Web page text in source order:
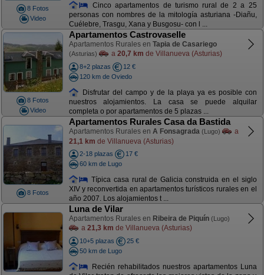
8 Fotos
Video
Cinco apartamentos de turismo rural de 2 a 25
personas con nombres de la mitología asturiana -Diañu,
Cuélebre, Trasgu, Xana y Busgosu- con l ...
8 Fotos
Video
Apartamentos Castrovaselle
Apartamentos Rurales en Tapia de Casariego
(Asturias) a 20,7 km de Villanueva (Asturias)
8+2 plazas
12 €
120 km de Oviedo
Disfrutar del campo y de la playa ya es posible con
nuestros alojamientos. La casa se puede alquilar
completa o por apartamentos de 5 plazas ...
8 Fotos
Apartamentos Rurales Casa da Bastida
Apartamentos Rurales en A Fonsagrada (Lugo)
a
21,1 km de Villanueva (Asturias)
2-18 plazas
17 €
60 km de Lugo
Típica casa rural de Galicia construida en el siglo
XIV y reconvertida en apartamentos turísticos rurales en el
año 2007. Los alojamientos t ...
Luna de Vilar
Apartamentos Rurales en Ribeira de Piquín (Lugo)
a 21,3 km de Villanueva (Asturias)
10+5 plazas
25 €
50 km de Lugo
Recién rehabilitados nuestros apartamentos Luna